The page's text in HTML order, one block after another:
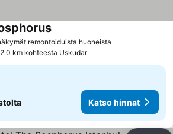
remontoiduista huoneista
2.0 km kohteesta Uskudar
Katso hinnat